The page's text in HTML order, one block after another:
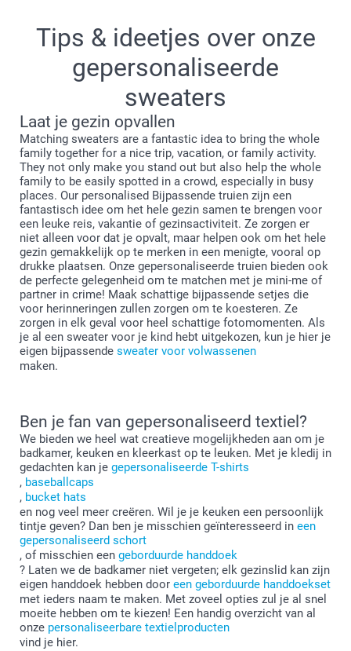
Wassen:
Droger:
Strijken:
Bleken:
Stomen:
37 cm
7-8 jaar
53 cm
43 cm
41 cm
9-11 jaar
58 cm
46 cm
45 cm
12-14 jaar
63 cm
Tips & ideetjes over onze
gepersonaliseerde
sweaters
Laat je gezin opvallen
Matching sweaters are a fantastic idea to bring the whole
family together for a nice trip, vacation, or family activity.
They not only make you stand out but also help the whole
family to be easily spotted in a crowd, especially in busy
places. Our personalised Bijpassende truien zijn een
fantastisch idee om het hele gezin samen te brengen voor
een leuke reis, vakantie of gezinsactiviteit. Ze zorgen er
niet alleen voor dat je opvalt, maar helpen ook om het hele
gezin gemakkelijk op te merken in een menigte, vooral op
drukke plaatsen. Onze gepersonaliseerde truien bieden ook
de perfecte gelegenheid om te matchen met je mini-me of
partner in crime! Maak schattige bijpassende setjes die
voor herinneringen zullen zorgen om te koesteren. Ze
zorgen in elk geval voor heel schattige fotomomenten. Als
je al een sweater voor je kind hebt uitgekozen, kun je hier je
eigen bijpassende sweater voor volwassenen
maken.
Ben je fan van gepersonaliseerd textiel?
We bieden we heel wat creatieve mogelijkheden aan om je
badkamer, keuken en kleerkast op te leuken. Met je kledij in
gedachten kan je gepersonaliseerde T-shirts
, baseballcaps
, bucket hats
en nog veel meer creëren. Wil je je keuken een persoonlijk
tintje geven? Dan ben je misschien geïnteresseerd in een
gepersonaliseerd schort
, of misschien een geborduurde handdoek
? Laten we de badkamer niet vergeten; elk gezinslid kan zijn
eigen handdoek hebben door een geborduurde handdoekset
met ieders naam te maken. Met zoveel opties zul je al snel
moeite hebben om te kiezen! Een handig overzicht van al
onze personaliseerbare textielproducten
vind je hier.